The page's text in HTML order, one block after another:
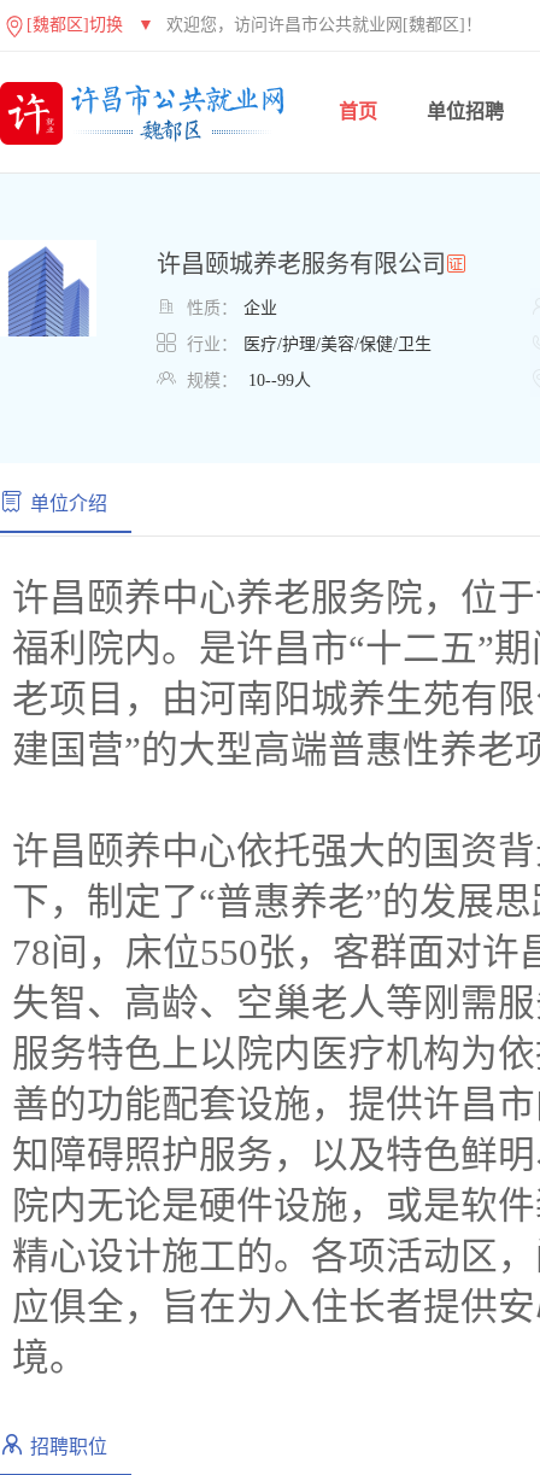
[魏都区]切换 ▼ 欢迎您，访问许昌市公共就业网[魏都区]！
首页 单位招聘
许昌颐城养老服务有限公司
 性质： 企业
 行业： 医疗/护理/美容/保健/卫生
 规模： 10--99人
单位介绍
许昌颐养中心养老服务院，位
福利院内。是许昌市“十二五”
老项目，由河南阳城养生苑有
建国营”的大型高端普惠性养老
许昌颐养中心依托强大的国资
下，制定了“普惠养老”的发展
78间，床位550张，客群面对
失智、高龄、空巢老人等刚需
服务特色上以院内医疗机构为
善的功能配套设施，提供许昌
知障碍照护服务，以及特色鲜
院内无论是硬件设施，或是软
精心设计施工的。各项活动区
应俱全，旨在为入住长者提供
境。
招聘职位